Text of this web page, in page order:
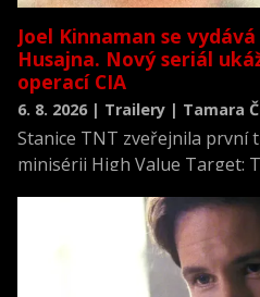
Joel Kinnaman se
Husajna. Nový seriál
operací CIA
6. 8. 2026 | Trailery | Tamara
Stanice TNT zveřejnila první
minisérii High Value Target:
novodobých dějin.